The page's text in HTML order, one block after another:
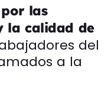
las
la calidad de
del
a la